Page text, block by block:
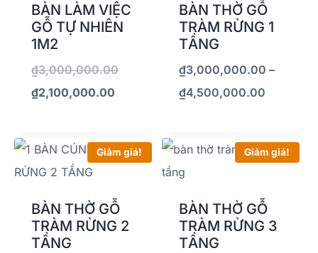
BÀN LÀM VIỆC
GỖ TỰ NHIÊN
1M2
₫3,000,000.00
₫2,100,000.00
BÀN THỜ GỖ
TRÀM RỪNG 1
TẦNG
₫3,000,000.00 –
₫4,500,000.00
Giảm giá!
BÀN THỜ GỖ
TRÀM RỪNG 2
TẦNG
Giảm giá!
BÀN THỜ GỖ
TRÀM RỪNG 3
TẦNG